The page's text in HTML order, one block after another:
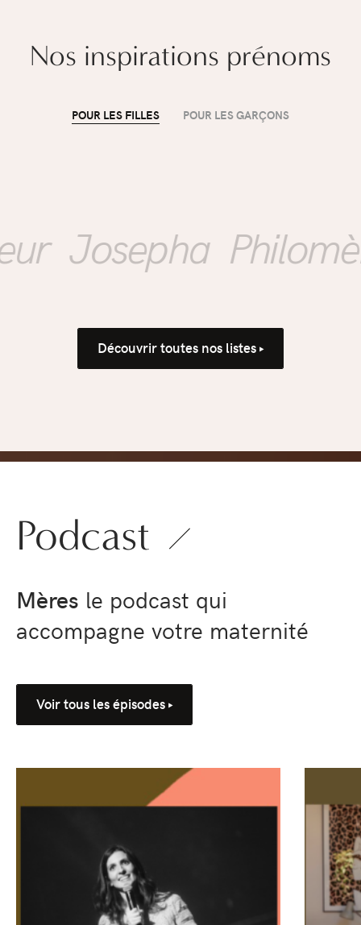
l'école : comment
propreté sans
pression
Nos inspirations prénoms
POUR LES FILLES POUR LES GARÇONS
Josepha Philomène
Découvrir toutes nos listes
Podcast
Mères le podcast qui
accompagne votre maternité
Voir tous les épisodes